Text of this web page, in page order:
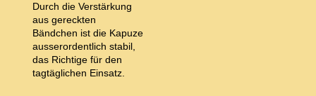
Durch die Verstärkung
aus gereckten
Bändchen ist die Kapuze
ausserordentlich stabil,
das Richtige für den
tagtäglichen Einsatz.